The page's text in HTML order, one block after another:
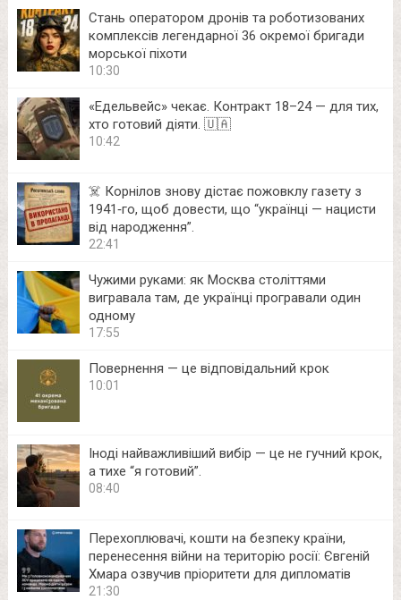
Стань оператором дронів та роботизованих
комплексів легендарної 36 окремої бригади
морської піхоти
10:30
«Едельвейс» чекає. Контракт 18–24 — для тих,
хто готовий діяти. 🇺🇦
10:42
☠️ Корнілов знову дістає пожовклу газету з
1941‑го, щоб довести, що “українці — нацисти
від народження”.
22:41
Чужими руками: як Москва століттями
вигравала там, де українці програвали один
одному
17:55
Повернення — це відповідальний крок
10:01
Іноді найважливіший вибір — це не гучний крок,
а тихе “я готовий”.
08:40
Перехоплювачі, кошти на безпеку країни,
перенесення війни на територію росії: Євгеній
Хмара озвучив пріоритети для дипломатів
21:30